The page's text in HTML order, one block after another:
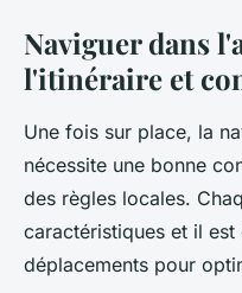
Naviguer dans
l'itinéraire et
Une fois sur place, la
nécessite une bonne
des règles locales.
caractéristiques et il
déplacements pour